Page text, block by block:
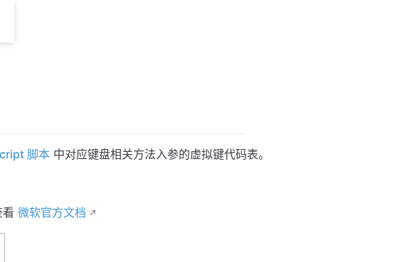
脚本 中对应键盘相关方法入参的虚拟键代码表。
微软官方文档